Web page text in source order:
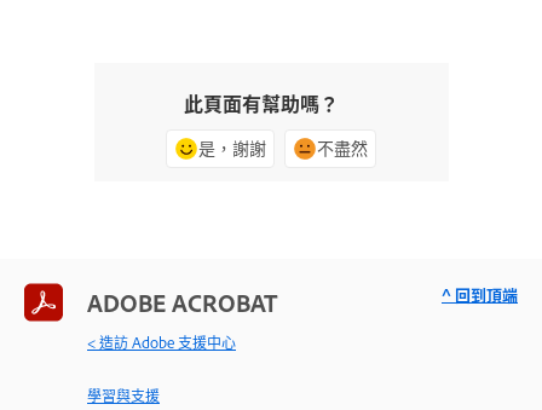
此頁面有幫助嗎？
是，謝謝 不盡然
ADOBE ACROBAT
< 造訪 Adobe 支援中心
學習與支援
^ 回到頂端